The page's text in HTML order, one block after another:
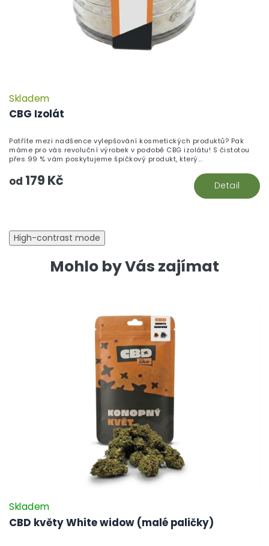
CBG Izolát
Skladem
od 179 Kč Detail
Patříte mezi nadšence vylepšování kosmetických produktů? Pak
máme pro vás revoluční výrobek v podobě CBG izolátu! S čistotou
přes 99 % vám poskytujeme špičkový produkt, který...
High-contrast mode
Mohlo by Vás zajímat
CBD květy White widow (malé paličky)
Skladem